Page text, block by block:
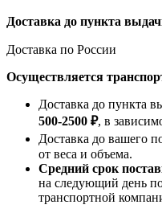
Доставка до пункта
Доставка по России
Осуществляется
Доставка до пункта
500-2500 ₽, в
Доставка до вашего
от веса и объема.
Средний срок
на следующий день
транспортной